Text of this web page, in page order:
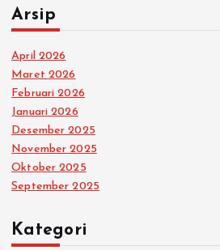
Arsip
April 2026
Maret 2026
Februari 2026
Januari 2026
Desember 2025
November 2025
Oktober 2025
September 2025
Kategori